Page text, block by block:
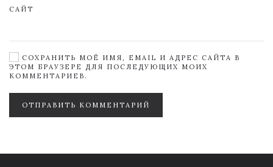
САЙТ
СОХРАНИТЬ МОЁ ИМЯ, EMAIL И АДРЕС САЙТА В
ЭТОМ БРАУЗЕРЕ ДЛЯ ПОСЛЕДУЮЩИХ МОИХ
КОММЕНТАРИЕВ.
ОТПРАВИТЬ КОММЕНТАРИЙ